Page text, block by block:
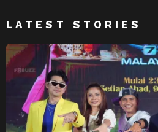
LATEST STORIES